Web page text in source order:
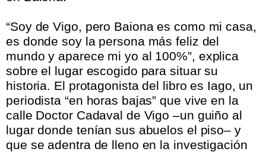
“Soy de Vigo, pero Baiona es como mi casa,
es donde soy la persona más feliz del
mundo y aparece mi yo al 100%”, explica
sobre el lugar escogido para situar su
historia. El protagonista del libro es Iago, un
periodista “en horas bajas” que vive en la
calle Doctor Cadaval de Vigo –un guiño al
lugar donde tenían sus abuelos el piso– y
que se adentra de lleno en la investigación